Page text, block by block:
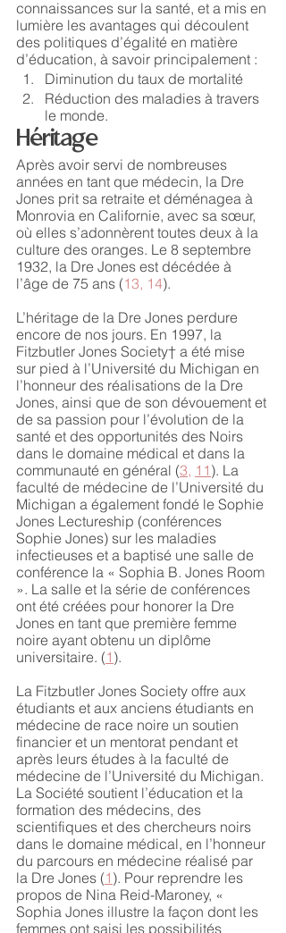
connaissances sur la santé, et a mis en
lumière les avantages qui découlent
des politiques d’égalité en matière
d’éducation, à savoir principalement :
Diminution du taux de mortalité
Réduction des maladies à travers
le monde.
Héritage
Après avoir servi de nombreuses
années en tant que médecin, la Dre
Jones prit sa retraite et déménagea à
Monrovia en Californie, avec sa sœur,
où elles s’adonnèrent toutes deux à la
culture des oranges. Le 8 septembre
1932, la Dre Jones est décédée à
l’âge de 75 ans (13, 14).
L’héritage de la Dre Jones perdure
encore de nos jours. En 1997, la
Fitzbutler Jones Society† a été mise
sur pied à l’Université du Michigan en
l’honneur des réalisations de la Dre
Jones, ainsi que de son dévouement et
de sa passion pour l’évolution de la
santé et des opportunités des Noirs
dans le domaine médical et dans la
communauté en général (3, 11 ). La
faculté de médecine de l’Université du
Michigan a également fondé le Sophie
Jones Lectureship (conférences
Sophie Jones) sur les maladies
infectieuses et a baptisé une salle de
conférence la « Sophia B. Jones Room
». La salle et la série de conférences
ont été créées pour honorer la Dre
Jones en tant que première femme
noire ayant obtenu un diplôme
universitaire. (1 ).
La Fitzbutler Jones Society offre aux
étudiants et aux anciens étudiants en
médecine de race noire un soutien
financier et un mentorat pendant et
après leurs études à la faculté de
médecine de l’Université du Michigan.
La Société soutient l’éducation et la
formation des médecins, des
scientifiques et des chercheurs noirs
dans le domaine médical, en l’honneur
du parcours en médecine réalisé par
la Dre Jones (1 ). Pour reprendre les
propos de Nina Reid-Maroney, «
Sophia Jones illustre la façon dont les
femmes ont saisi les possibilités